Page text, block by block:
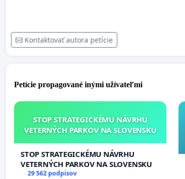
Kontaktovať autora petície
Petície propagované inými užívateľmi
STOP STRATEGICKÉMU NÁVRHU
VETERNÝCH PARKOV NA SLOVENSKU
STOP STRATEGICKÉMU NÁVRHU
VETERNÝCH PARKOV NA SLOVENSKU
29 562 podpisov